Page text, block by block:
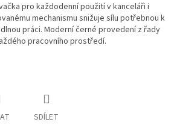
pro každodenní použití v kanceláři i
mechanismu snižuje sílu potřebnou k
práci. Moderní černé provedení z řady
pracovního prostředí.
SDÍLET